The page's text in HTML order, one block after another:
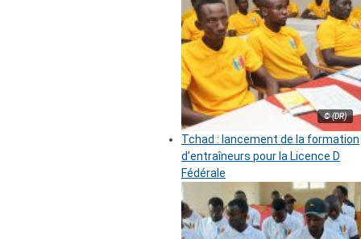
© (DR)
Tchad : lancement de la formation
d’entraîneurs pour la Licence D
Fédérale